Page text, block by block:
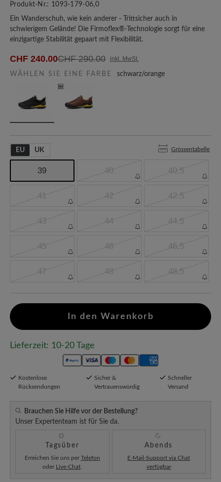
Produkt-Nr.: 1093-179-06,0
Ein Wanderschuh, wie kein anderer - Trittsicher auch in
schwierigem Gelände! Die Firmoflex®-Technologie sorgt für eine
einzigartige Stabilität gepaart mit Flexibilität.
CHF 240.00CHF 290.00 inkl. MwSt.
WÄHLEN SIE EINE FARBE schwarz/orange
EU UK Grössentabelle
39 40 40,5
41 42 42.5
43 44 44,5
45 46 46,5
47 48 48,5
In den Warenkorb
Lieferzeit: 10-20 Tage
Kostenlose
Rücksendungen
Sicher &
Vertrauenswürdig
Schneller
Versand
Brauchen Sie Hilfe vor der Bestellung?
Unser Expertenteam ist für Sie da.
Tagsüber
Erreichen Sie uns per Telefon
oder Live-Chat
Abends
E-Mail-Support via Chat
verfügbar